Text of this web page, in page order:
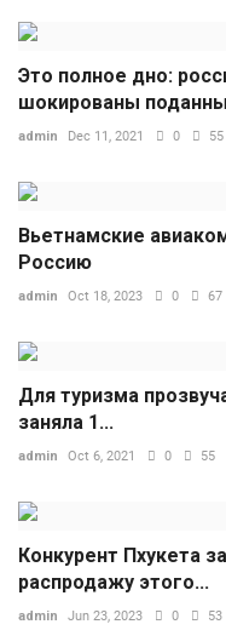
Это полное дно:
шокированы
admin Dec 11, 2021 0 55
Вьетнамские
Россию
admin Oct 18, 2023 0 67
Для туризма
заняла 1...
admin Oct 6, 2021 0 55
Конкурент Пхукета
распродажу этого...
admin Jun 23, 2023 0 53